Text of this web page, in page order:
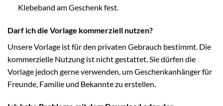
Klebeband am Geschenk fest.
Darf ich die Vorlage kommerziell nutzen?
Unsere Vorlage ist für den privaten Gebrauch bestimmt. Die
kommerzielle Nutzung ist nicht gestattet. Sie dürfen die
Vorlage jedoch gerne verwenden, um Geschenkanhänger für
Freunde, Familie und Bekannte zu erstellen.